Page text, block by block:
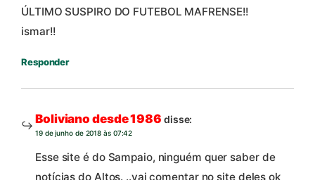
ÚLTIMO SUSPIRO DO FUTEBOL MAFRENSE!!
ismar!!
Responder
Boliviano desde 1986 disse:
19 de junho de 2018 às 07:42
Esse site é do Sampaio, ninguém quer saber de
notícias do Altos. ..vai comentar no site deles ok